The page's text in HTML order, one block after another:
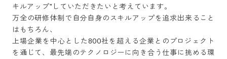
キルアップ"していただきたいと考えています。
万全の研修体制で自分自身のスキルアップを追求出来ること
はもちろん、
上場企業を中心とした800社を超える企業とのプロジェクト
を通じて、最先端のテクノロジーに向き合う仕事に挑める環